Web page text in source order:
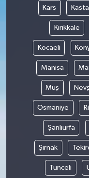
Kars
Kırıkkale
Kocaeli
Manisa
Muş
Osmaniye
Şanlıurfa
Şırnak
Tunceli